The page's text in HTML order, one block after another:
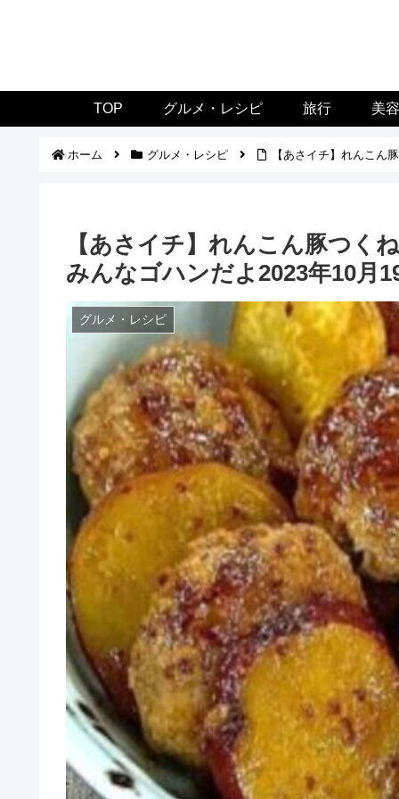
TOP グルメ・レシピ 旅行 美容
ホーム グルメ・レシピ 【あさイチ】れんこん
【あさイチ】れんこん豚つく
みんなゴハンだよ2023年10月
グルメ・レシピ